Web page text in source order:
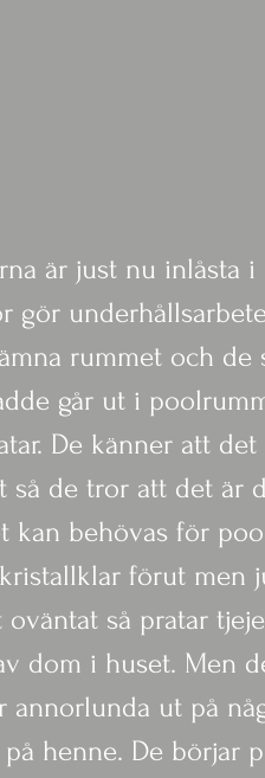
är just nu inlåsta
gör
rummet och
går ut i
De känner att
så de tror att det är
kan behövas för
förut men
så pratar
dom i huset. Men
annorlunda ut på
henne. De börjar